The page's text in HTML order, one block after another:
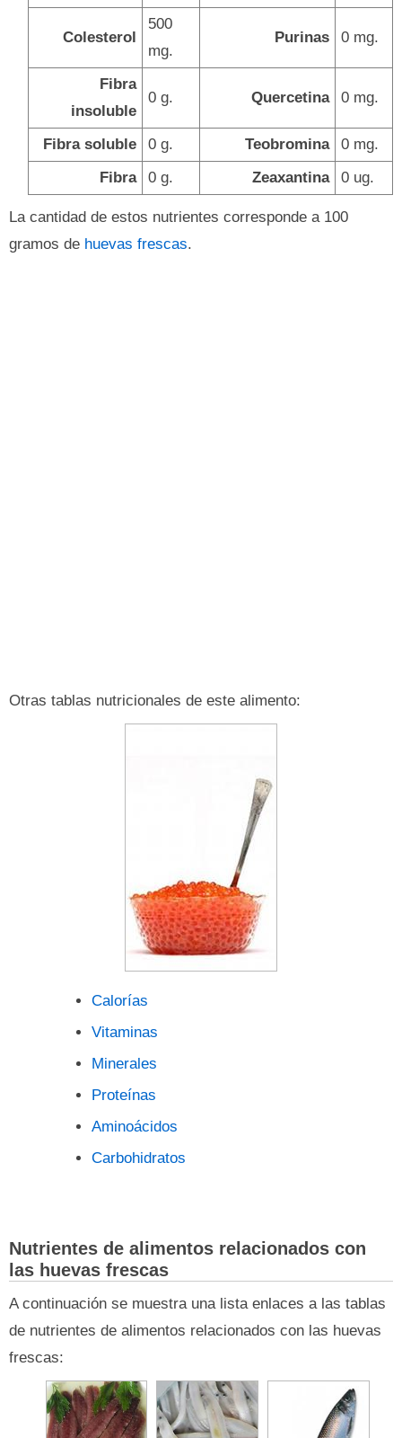
Colesterol
500
mg.
Purinas 0 mg.
Fibra
insoluble
0 g. Quercetina 0 mg.
Fibra soluble 0 g. Teobromina
0 mg.
Fibra
0 g. Zeaxantina 0 ug.
La cantidad de estos nutrientes corresponde a 100
gramos de huevas frescas.
Otras tablas nutricionales de este alimento:
Calorías
Vitaminas
Minerales
Proteínas
Aminoácidos
Carbohidratos
Nutrientes de alimentos relacionados con
las huevas frescas
A continuación se muestra una lista enlaces a las tablas
de nutrientes de alimentos relacionados con las huevas
frescas: